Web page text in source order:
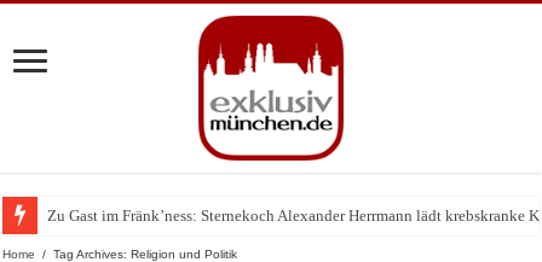
Zu Gast im Fränk’ness: Sternekoch Alexander Herrmann lädt krebskranke
Warum München gerade zum Treffpunkt der Lingerie-Branche wurde
Home / Tag Archives: Religion und Politik